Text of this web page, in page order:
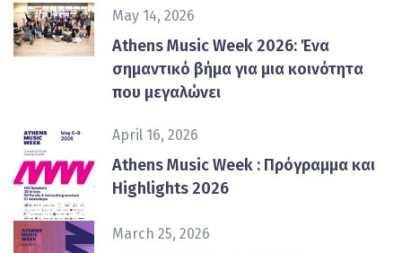
May 14, 2026
Athens Music Week 2026: Ένα
σημαντικό βήμα για μια κοινότητα
που μεγαλώνει
April 16, 2026
Athens Music Week : Πρόγραμμα και
Highlights 2026
March 25, 2026